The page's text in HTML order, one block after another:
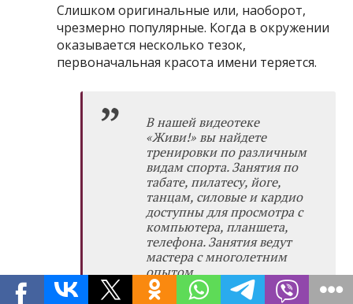
Слишком оригинальные или, наоборот,
чрезмерно популярные. Когда в окружении
оказывается несколько тезок,
первоначальная красота имени теряется.
В нашей видеотеке
«Живи!»вы найдете
тренировки по различным
видам спорта. Занятия по
табате, пилатесу, йоге,
танцам, силовые и кардио
доступны для просмотра с
компьютера, планшета,
телефона. Занятия ведут
мастера с многолетним
опытом.